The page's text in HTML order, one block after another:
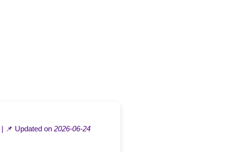
| 📌 Updated on 2026-06-24